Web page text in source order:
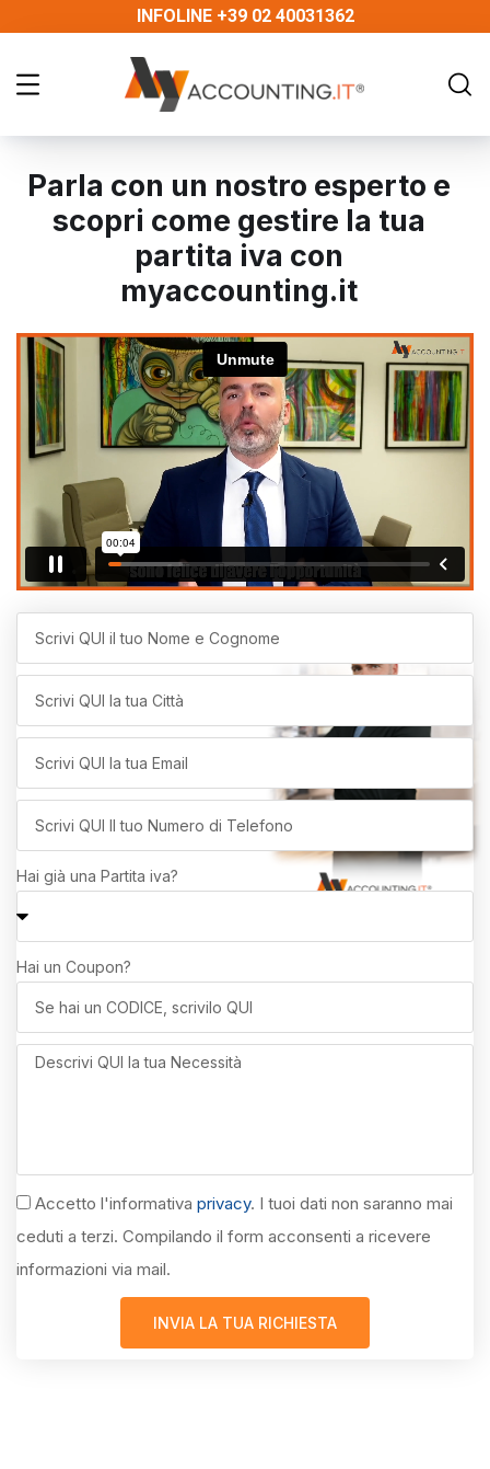
INFOLINE +39 02 40031362
Parla con un nostro esperto e
scopri come gestire la tua
partita iva con
myaccounting.it
Hai già una Partita iva?
Hai un Coupon?
Accetto l'informativa privacy. I tuoi dati non saranno mai
ceduti a terzi. Compilando il form acconsenti a ricevere
informazioni via mail.
INVIA LA TUA RICHIESTA